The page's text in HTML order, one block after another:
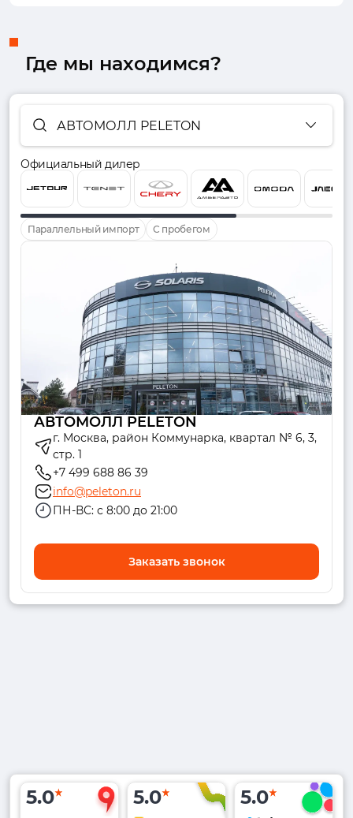
Где мы находимся?
АВТОМОЛЛ PELETON
Официальный дилер
Параллельный импорт С пробегом
АВТОМОЛЛ PELETON
г. Москва, район Коммунарка, квартал № 6, 3,
стр. 1
+7 499 688 86 39
info@peleton.ru
ПН-ВС: с 8:00 до 21:00
Заказать звонок
5.0 5.0 5.0